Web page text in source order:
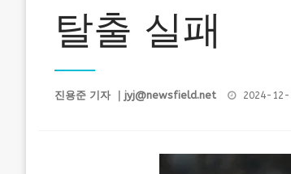
탈출 실패
진용준 기자 ｜ jyj@newsfield.net
Posted
2024-12-